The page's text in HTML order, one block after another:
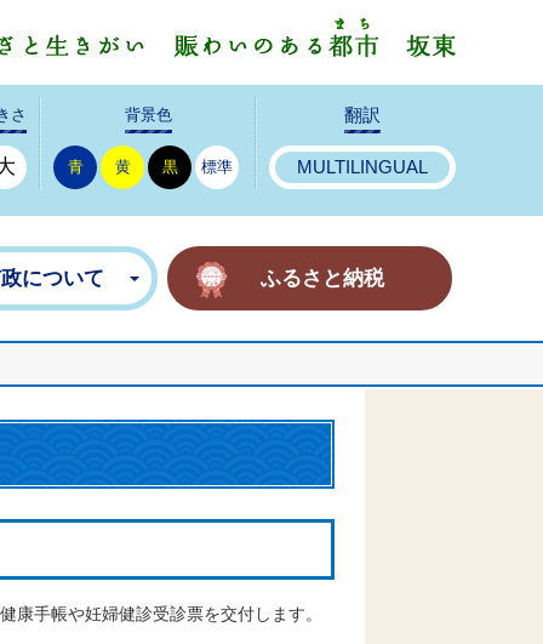
さ 背景色
青 黄 黒 標準
翻訳
MULTILINGUAL
について ふるさと納税
康手帳や妊婦健診受診票を交付します。